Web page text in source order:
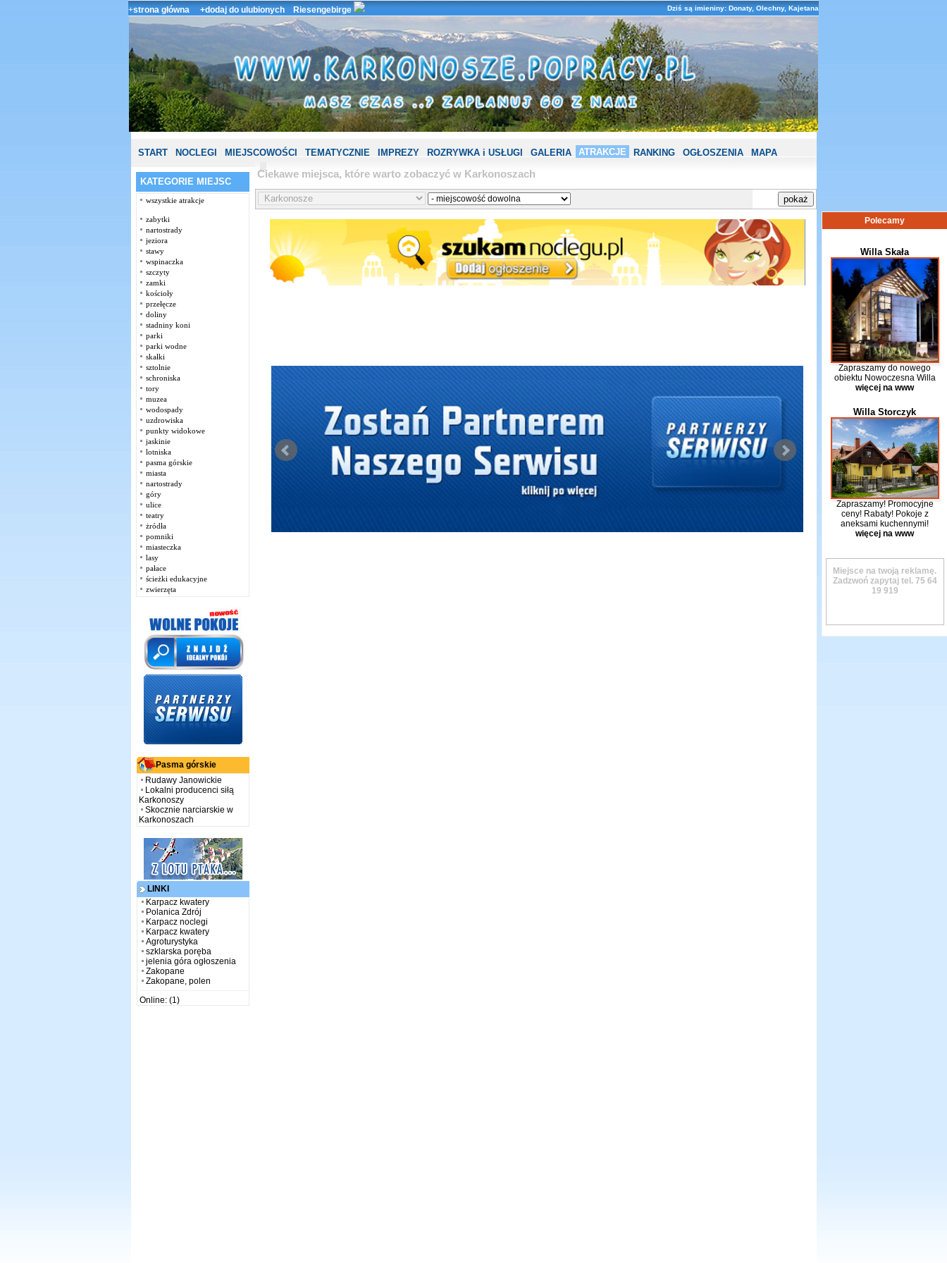
+strona główna +dodaj do ulubionych Riesengebirge Dziś są imieniny: Donaty, Olechny, Kajetana
START NOCLEGI MIEJSCOWOŚCI TEMATYCZNIE IMPREZY ROZRYWKA i USŁUGI GALERIA ATRAKCJE RANKING OGŁOSZENIA MAPA
KATEGORIE MIEJSC
wszystkie atrakcje
zabytki
nartostrady
jeziora
stawy
wspinaczka
szczyty
zamki
kościoły
przełęcze
doliny
stadniny koni
parki
parki wodne
skałki
sztolnie
schroniska
tory
muzea
wodospady
uzdrowiska
punkty widokowe
jaskinie
lotniska
pasma górskie
miasta
nartostrady
góry
ulice
teatry
żródła
pomniki
miasteczka
lasy
pałace
ścieżki edukacyjne
zwierzęta
Pasma górskie
Rudawy Janowickie
Lokalni producenci siłą
Karkonoszy
Skocznie narciarskie w
Karkonoszach
LINKI
Karpacz kwatery
Polanica Zdrój
Karpacz noclegi
Karpacz kwatery
Agroturystyka
szklarska poręba
jelenia góra ogłoszenia
Zakopane
Zakopane, polen
Online: (1)
Ciekawe miejsca, które warto zobaczyć w Karkonoszach
Polecamy
Willa Skała
Zapraszamy do nowego
obiektu Nowoczesna Willa
więcej na www
Willa Storczyk
Zapraszamy! Promocyjne
ceny! Rabaty! Pokoje z
aneksami kuchennymi!
więcej na www
Miejsce na twoją reklamę.
Zadzwoń zapytaj tel. 75 64
19 919